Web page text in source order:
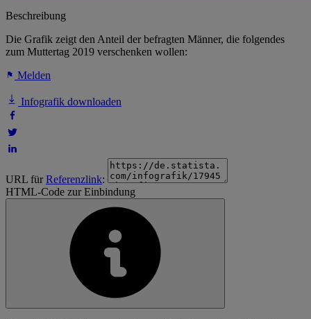
Beschreibung
Die Grafik zeigt den Anteil der befragten Männer, die folgendes
zum Muttertag 2019 verschenken wollen:
Melden
Infografik downloaden
URL fürReferenzlink:
HTML-Code zur Einbindung